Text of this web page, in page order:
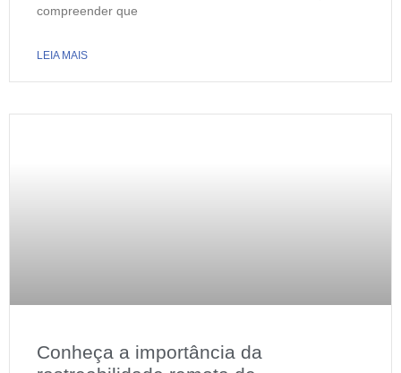
compreender que
LEIA MAIS
Conheça a importância da